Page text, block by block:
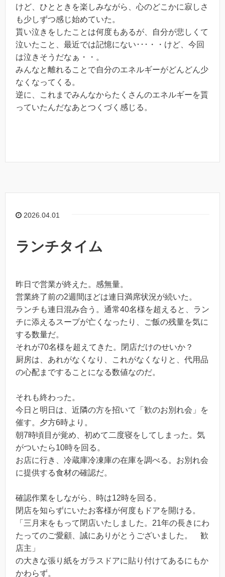
けど、ひとときを楽しみながら、心のどこかに寂しさ
も少しずつ感じ始めていた。
貰い泣きをしたことは何度もあるが、自分が悲しくて
泣いたこと、最近では記憶にない･･･・・けど、今回
は泣きそうだなぁ・・。
みんなと離れることで自分のエネルギーがどんどん少
なくなってくる。
逆に、これまでみんなからたくさんのエネルギーを貰
っていたんだなあとつくづく感じる。
2026.04.01
ランチタイム
昨日で営業が終えた。感無量。
営業終了前の2週間ほどは連日満席状況が続いた。
ランチも連日混み合う。通常40名様を超えると、ラン
チに添えるスープが亡くなったり、ご飯の残量を気に
する数量だ。
それが70名様を超えてきた。閉店だけのせいか？
厨房は、あれがなくなり、これがなくなりと、代用品
の心配まですることになる数値なのだ。
それも終わった。
今日と明日は、近隣の方を招いて「歓のお別れ会」を
催す。夕方6時より。
朝7時頃目が覚め、初めて二度寝をしてしまった。気
がついたら10時を回る。
お店に行き、冷蔵庫冷凍庫の在庫を調べる。お別れ会
に提供する食材の確認だ。
確認作業をしながら、時は12時を回る。
閉店を知らずにいたお客様が何度もドアを開ける。
「三月末をもって閉店いたしました。21年の長きにわ
たってのご愛顧、誠にありがとうございました。 歓
店主」
の大きな張り紙をガラスドアに貼り付けてあるにもか
かわらず。